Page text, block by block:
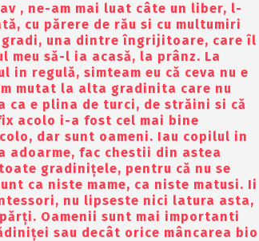
, ne-am mai luat câte un liber, l-
cu părere de rău si cu multumiri
gradi, una dintre îngrijitoare, care îl
să-l ia acasă, la prânz. La
regulă, simteam eu că ceva nu e
mutat la alta gradinita care nu
ca e plina de turci, de străini si că
acolo i-a fost cel mai bine
dar sunt oameni. Iau copilul in
adoarme, fac chestii din astea
gradinițele, pentru că nu se
ca niste mame, ca niste matusi. Ii
nu lipseste nici latura asta,
Oamenii sunt mai importanti
sau decât orice mâncarea bio